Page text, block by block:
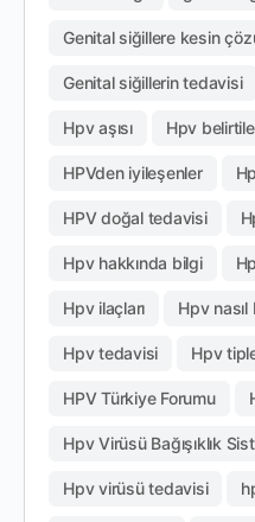
Genital siğillere kesin
Genital siğillerin tedavisi
Hpv aşısı Hpv
HPVden iyileşenler
HPV doğal tedavisi
Hpv hakkında bilgi
Hpv ilaçları Hpv nasıl
Hpv tedavisi Hpv
HPV Türkiye Forumu
Hpv Virüsü Bağışıklık
Hpv virüsü tedavisi